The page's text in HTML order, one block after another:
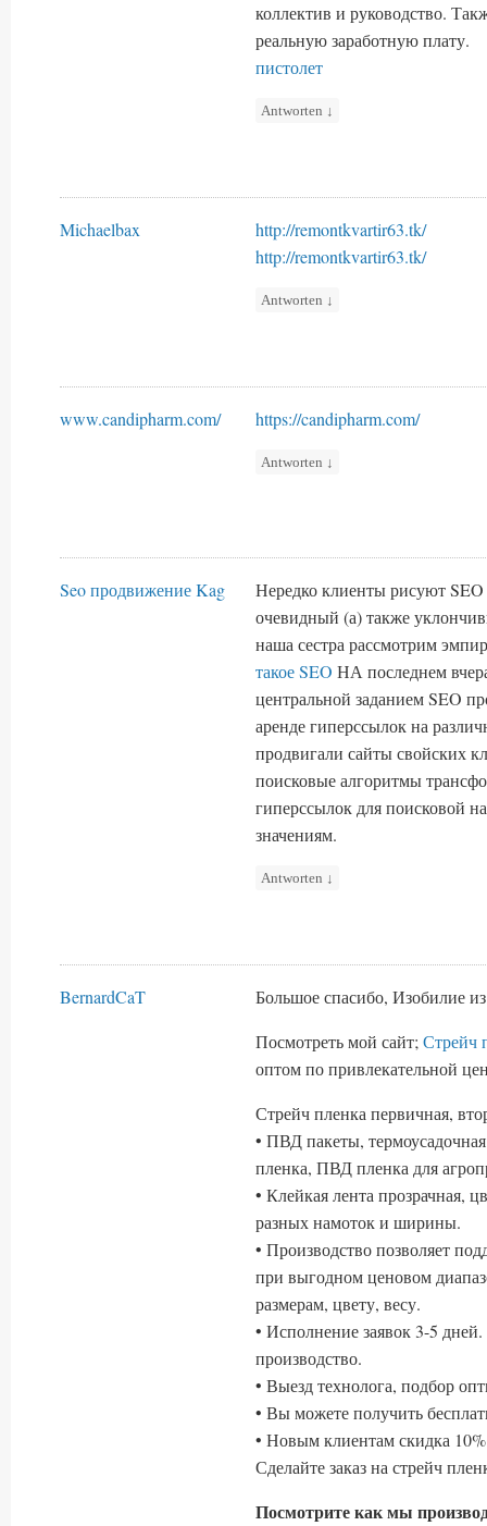
коллектив и руководство.
реальную заработную плату.
пистолет
Antworten ↓
Michaelbax
http://remontkvartir63.tk/
http://remontkvartir63.tk/
Antworten ↓
www.candipharm.com/ https://candipharm.com/
Antworten ↓
Seo продвижение Kag
Нередко клиенты рисуют
очевидный (а) также
наша сестра рассмотрим
такое SEO НА последнем
центральной заданием SEO
аренде гиперссылок на
продвигали сайты свойских
поисковые алгоритмы
гиперссылок для поисковой
значениям.
Antworten ↓
BernardCaT
Большое спасибо, Изобилие
Посмотреть мой сайт;Стрейч
оптом по привлекательной
Стрейч пленка первичная,
• ПВД пакеты,
пленка, ПВД пленка для
• Клейкая лента прозрачная,
разных намоток и ширины.
• Производство позволяет
при выгодном ценовом
размерам, цвету, весу.
• Исполнение заявок 3-5
производство.
• Выезд технолога, подбор
• Вы можете получить
• Новым клиентам скидка 10%
Сделайте заказ на стрейч
Посмотрите как мы